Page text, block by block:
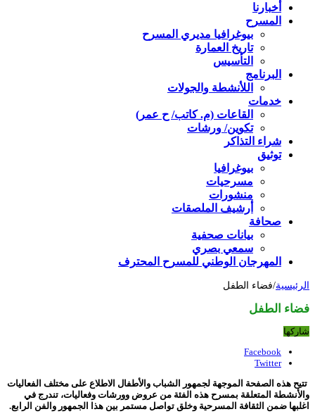
أخبارنا
المسرح
بيوغرافيا مديري المسرح
تاريخ العمارة
التأسيس
البرنامج
اللأنشطة والجولات
خدمات
القاعات (م. كاتب/ ح عمر)
تكوين/ ورشات
شراء التذاكر
توثيق
بيوغرافيا
مسرحيات
منشورات
أرشيف الملصقات
صحافة
بيانات صحفية
سمعي بصري
المهرجان الوطني للمسرح المحترف
الرئيسية/فضاء الطفل
فضاء الطفل
شاركها
Facebook
Twitter
تتيح هذه الصفحة الموجهة لجمهور الشباب والأطفال الاطلاع على مختلف الفعاليات
والأنشطة المتعلقة بمسرح هذه الفئة من عروض وورشات وفعاليات، تندرج في
اغلبها ضمن الثقافة المسرحية وخلق تواصل مستمر بين هذا الجمهور والفن الرابع.